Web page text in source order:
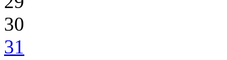
30
31